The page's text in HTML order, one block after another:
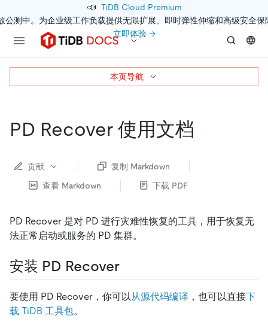
📣 TiDB Cloud Premium
公测中。为企业级工作负载提供无限扩展、即时弹性伸缩和高级安全保
立即体验 →
PD Recover 使用文档
贡献
复制 Markdown
查看 Markdown
下载 PDF
PD Recover 是对 PD 进行灾难性恢复的工具，用于恢复无
法正常启动或服务的 PD 集群。
安装 PD Recover
要使用 PD Recover，你可以 从源代码编译 ，也可以直接下
载 TiDB 工具包。
本页导航